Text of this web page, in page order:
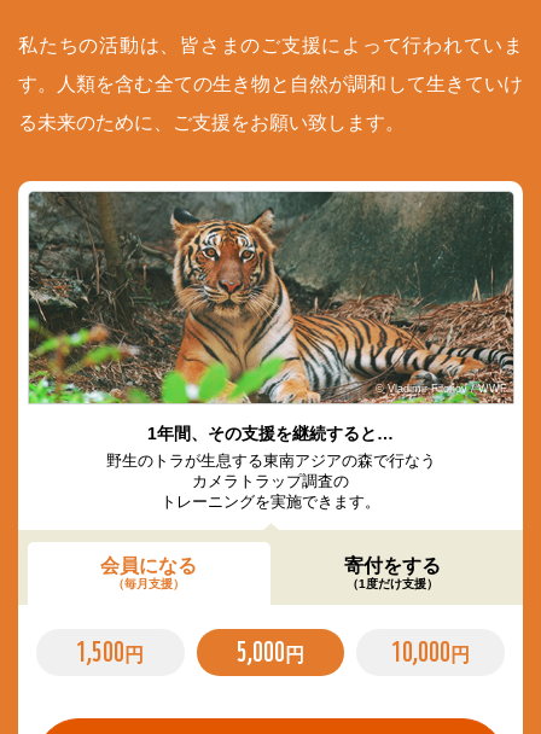
私たちの活動は、皆さまのご支援によって行われていま
す。人類を含む全ての生き物と自然が調和して生きていけ
る未来のために、ご支援をお願い致します。
© Vladimir Filonov / WWF
1年間、その支援を継続すると…
野生のトラが生息する東南アジアの森で行なう
カメラトラップ調査の
トレーニングを実施できます。
会員になる
（毎月支援）
寄付をする
（1度だけ支援）
1,500 円 5,000 円 10,000 円